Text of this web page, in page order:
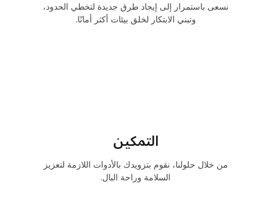
نسعى باستمرار إلى إيجاد طرق جديدة لتخطي الحدود،
وتبني الابتكار لخلق بيئات أكثر أمانًا.
التمكين
من خلال حلولنا، نقوم بتزويدك بالأدوات اللازمة لتعزيز
السلامة وراحة البال.